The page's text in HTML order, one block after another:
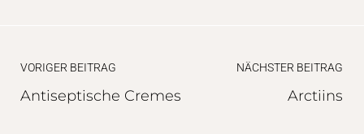
VORIGER BEITRAG
Antiseptische Cremes
NÄCHSTER BEITRAG
Arctiins